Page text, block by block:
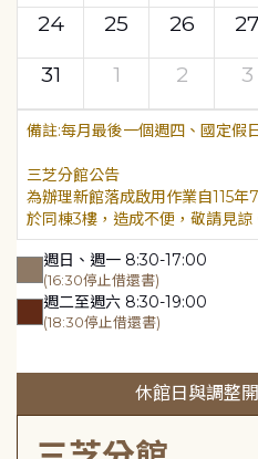
24
25 26 27
31
1 2 3
每月最後一個週四、國定假
三芝分館公告
為辦理新館落成啟用作業自115
於同棟3樓，造成不便，敬請見諒
週日、週一 8:30-17:00
(16:30停止借還書)
週二至週六 8:30-19:00
(18:30停止借還書)
休館日與調整